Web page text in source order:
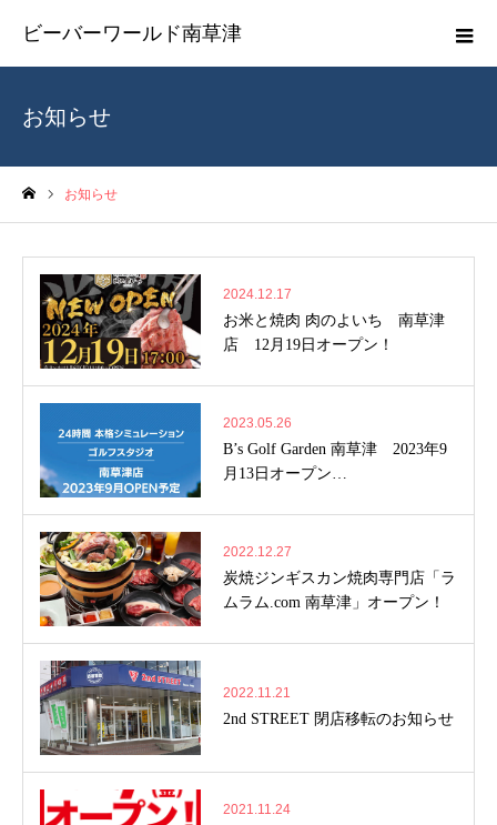
ビーバーワールド南草津
お知らせ
お知らせ
2024.12.17
お米と焼肉 肉のよいち 南草津
店 12月19日オープン！
2023.05.26
B’s Golf Garden 南草津 2023年9
月13日オープン…
2022.12.27
炭焼ジンギスカン焼肉専門店「ラ
ムラム.com 南草津」オープン！
2022.11.21
2nd STREET 閉店移転のお知らせ
2021.11.24